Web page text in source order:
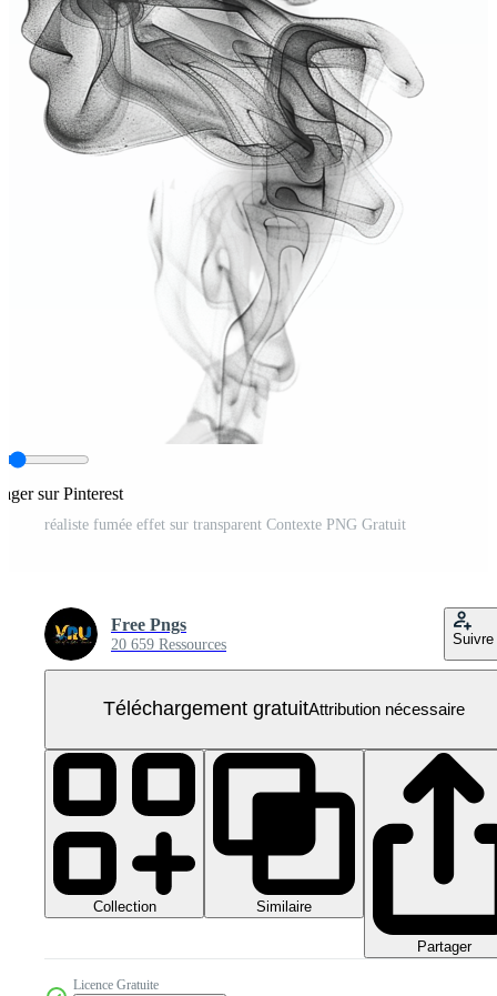
sur Pinterest
réaliste fumée effet sur transparent Contexte PNG Gratuit
Free Pngs
20 659 Ressources Suivre
Téléchargement gratuitAttribution nécessaire
Collection Similaire
Partager
Licence Gratuite